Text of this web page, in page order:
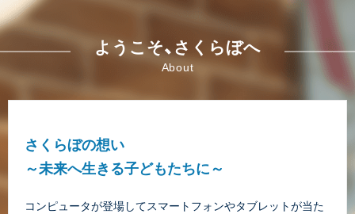
ようこそ、さくらぼへ
About
さくらぼの想い
～未来へ生きる子どもたちに～
コンピュータが登場してスマートフォンやタブレットが当た